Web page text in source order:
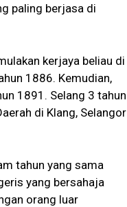
paling berjasa di
kerjaya beliau di
1886. Kemudian,
1891. Selang 3 tahun
di Klang, Selangor
tahun yang sama
yang bersahaja
orang luar